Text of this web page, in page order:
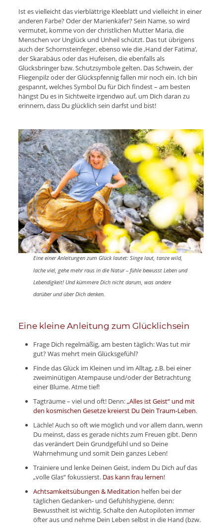
Ist es vielleicht das vierblättrige Kleeblatt und vielleicht in einer
anderen Farbe? Oder der Marienkäfer? Sein Name, so wird
vermutet, komme von der christlichen Mutter Maria, die
Menschen vor Unglück und Unheil schützt. Das tut übrigens
auch der Schornsteinfeger, ebenso wie die ‚Hand der Fatima‘,
der Skarabäus oder das Hufeisen, die ebenfalls als
Glücksbringer bzw. Schutzsymbole gelten. Das Schwein, der
Fliegenpilz oder der Glückspfennig fallen mir noch ein. Ich bin
gespannt, welches Symbol Du für Dich findest – am besten
hängst Du es in Sichtweite irgendwo auf, um Dich daran zu
erinnern, dass Du glücklich sein darfst und bist!
Eine einer Anleitungen zum Glück lautet: Singe laut, tanze wild,
lache viel, gehe mehr raus in die Natur – fühle bewusst Leben und
Lebendigkeit! Und kümmere Dich nicht darum, was andere
darüber und über Dich denken.
Eine kleine Anleitung zum Glücklichsein
Frage Dich regelmäßig, am besten täglich: Was tut mir
gut? Was mehrt mein Glücksgefühl?
Finde das Glück im Kleinen und im Alltag, z.B. bei einer
zweiminütigen Atempause und/oder der Betrachtung
einer Blume. Atme tief!
Tagträume – viel und oft! Denn:„Alles ist Geist“ und mit
den kosmischen Gesetze kreierst Du Dein Traum-Leben.
Lächle! Auch so oft wie möglich und vor allem dann, wenn
Du meinst, dass es gerade nichts zum Freuen gibt. Denn
das verändert Dein Grundgefühl und so Deine
Wahrnehmung und somit Dein ganzes Leben!
Trainiere und lenke Deinen Geist, indem Du Dich auf das
„volle Glas“ fokussierst. Das kann frau lernen!
Achtsamkeitsübungen & Meditation helfen bei der
täglichen Gedanken- und Gefühlshygiene, denn:
Bewusstheit ist wichtig. Schalte den Autopiloten immer
öfter aus und nehme Dein Leben selbst in die Hand (bzw.